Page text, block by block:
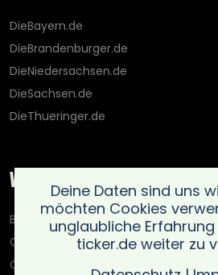
DieBayern.de
DieBrandenburger.de
DieNiedersachsen.de
DieSachsen.de
DieThueringer.de
Weitere Portale
Blaulicht-Ticker.de
Oberlausitz.holiday
OnlinedatingKompass.de
Deine Daten sind uns
möchten Cookies
unglaubliche
ticker.de weiter zu